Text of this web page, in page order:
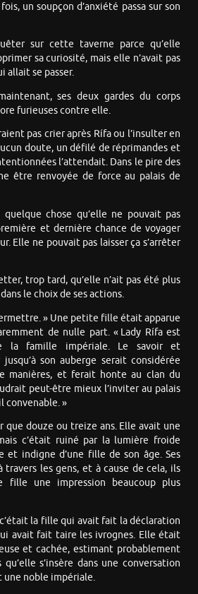
un soupçon d’anxiété passa sur son
sur cette taverne parce qu’elle
sa curiosité, mais elle n’avait pas
allait se passer.
ses deux gardes du corps
furieuses contre elle.
pas crier après Rífa ou l’insulter en
doute, un défilé de réprimandes et
l’attendait. Dans le pire des
être renvoyée de force au palais de
chose qu’elle ne pouvait pas
et dernière chance de voyager
Elle ne pouvait pas laisser ça s’arrêter
trop tard, qu’elle n’ait pas été plus
le choix de ses actions.
» Une petite fille était apparue
de nulle part. « Lady Rífa est
la famille impériale. Le savoir et
son auberge serait considérée
manières, et ferait honte au clan du
peut-être mieux l’inviter au palais
convenable. »
que douze ou treize ans. Elle avait une
c’était ruiné par la lumière froide
et indigne d’une fille de son âge. Ses
travers les gens, et à cause de cela, ils
fille une impression beaucoup plus
la fille qui avait fait la déclaration
avait fait taire les ivrognes. Elle était
et cachée, estimant probablement
s’insère dans une conversation
une noble impériale.